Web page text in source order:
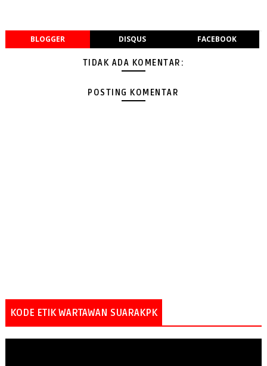
BLOGGER DISQUS FACEBOOK
TIDAK ADA KOMENTAR:
POSTING KOMENTAR
KODE ETIK WARTAWAN SUARAKPK